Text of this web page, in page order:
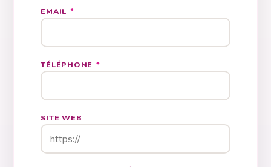
EMAIL *
TÉLÉPHONE *
SITE WEB